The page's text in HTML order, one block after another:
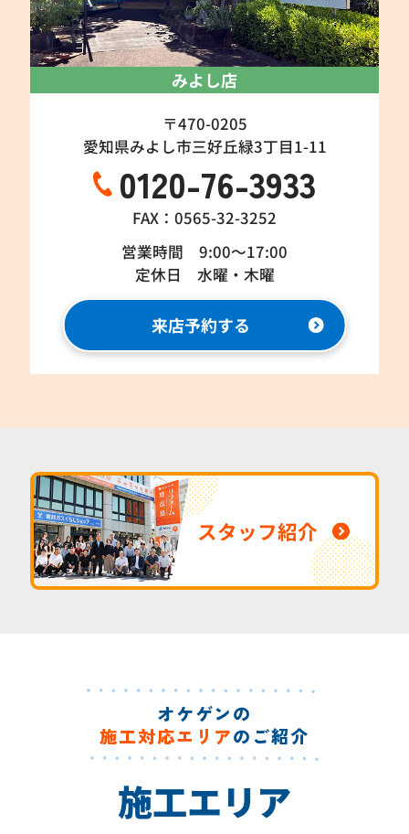
みよし店
〒470-0205
愛知県みよし市三好丘緑3丁目1-11
0120-76-3933
FAX：0565-32-3252
営業時間 9:00～17:00
定休日 水曜・木曜
来店予約する
スタッフ紹介
オケゲンの
施工対応エリアのご紹介
施工エリア